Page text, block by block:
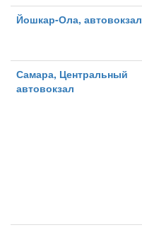
Йошкар-Ола, автовокзал
Самара, Центральный
автовокзал